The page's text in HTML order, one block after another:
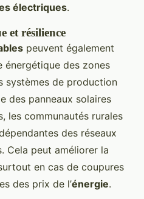
électriques.
et résilience
peuvent également
énergétique des zones
systèmes de production
des panneaux solaires
les communautés rurales
des réseaux
Cela peut améliorer la
en cas de coupures
des prix de l’énergie.